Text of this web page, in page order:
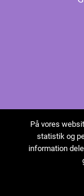
På vores
statistik og
information